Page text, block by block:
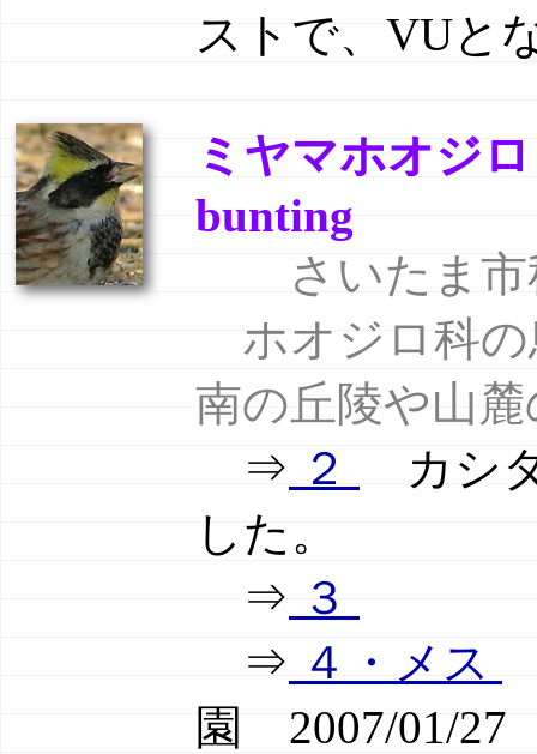
ストで、VUと
ミヤマホオジ
bunting
さいたま
ホオジロ科
南の丘陵や山
⇒ ２
カシ
した。
⇒３
⇒４・メス
園 2007/01/27